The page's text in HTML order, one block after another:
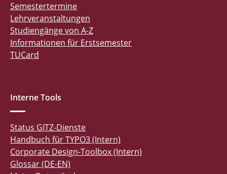
Semestertermine
Lehrveranstaltungen
Studiengänge von A-Z
Informationen für Erstsemester
TUCard
Interne Tools
Status GITZ-Dienste
Handbuch für TYPO3 (Intern)
Corporate Design-Toolbox (Intern)
Glossar (DE-EN)